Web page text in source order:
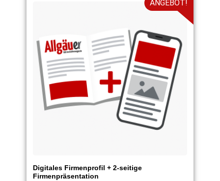
ANGEBOT!
Digitales Firmenprofil + 2-seitige
Firmenpräsentation